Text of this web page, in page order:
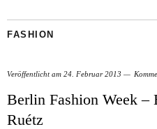
FASHION
Veröffentlicht am 24. Februar 2013
Berlin Fashion Week –
Ruétz